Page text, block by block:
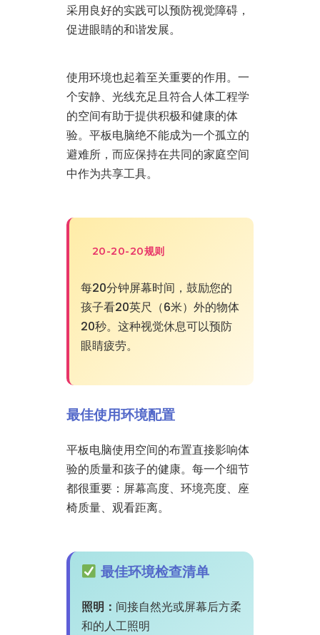
采用良好的实践可以预防视觉障碍，
促进眼睛的和谐发展。
使用环境也起着至关重要的作用。一
个安静、光线充足且符合人体工程学
的空间有助于提供积极和健康的体
验。平板电脑绝不能成为一个孤立的
避难所，而应保持在共同的家庭空间
中作为共享工具。
20-20-20规则
每20分钟屏幕时间，鼓励您的
孩子看20英尺（6米）外的物体
20秒。这种视觉休息可以预防
眼睛疲劳。
最佳使用环境配置
平板电脑使用空间的布置直接影响体
验的质量和孩子的健康。每一个细节
都很重要：屏幕高度、环境亮度、座
椅质量、观看距离。
最佳环境检查清单
照明： 间接自然光或屏幕后方柔
和的人工照明